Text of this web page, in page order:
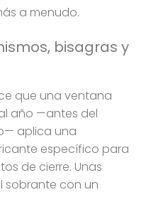
a menudo.
bisagras y
que una ventana
año —antes del
aplica una
específico para
de cierre. Unas
sobrante con un